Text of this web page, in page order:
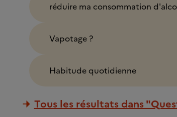
réduire ma consommation
Vapotage ?
Habitude quotidienne
Tous les résultats dans